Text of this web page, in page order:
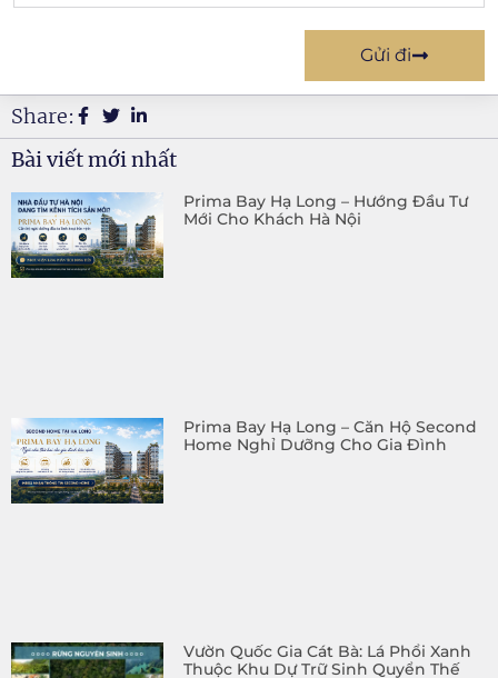
Gửi đi
Share:
Bài viết mới nhất
Prima Bay Hạ Long – Hướng Đầu Tư
Mới Cho Khách Hà Nội
Prima Bay Hạ Long – Căn Hộ Second
Home Nghỉ Dưỡng Cho Gia Đình
Vườn Quốc Gia Cát Bà: Lá Phổi Xanh
Thuộc Khu Dự Trữ Sinh Quyển Thế